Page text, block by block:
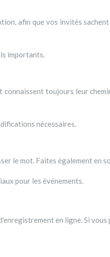
afin que vos invités
importants.
toujours leur
nécessaires.
le mot. Faites également
pour les événements.
en ligne. Si